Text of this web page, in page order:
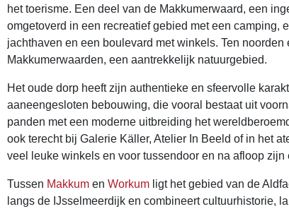
het toerisme. Een deel van de Makkumerwaard, een
omgetoverd in een recreatief gebied met een camping,
jachthaven en een boulevard met winkels. Ten
Makkumerwaarden, een aantrekkelijk natuurgebied.
Het oude dorp heeft zijn authentieke en sfeervolle
aaneengesloten bebouwing, die vooral bestaat uit
panden met een moderne uitbreiding het
ook terecht bij Galerie Käller, Atelier In Beeld of in het
veel leuke winkels en voor tussendoor en na afloop
Tussen Makkum en Workum ligt het gebied van de
langs de IJsselmeerdijk en combineert cultuurhistorie,